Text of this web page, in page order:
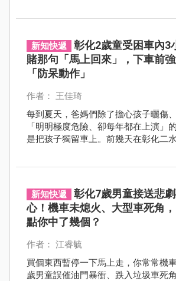
新知快遞
彰化2歲童受困車內3
賭那句「馬上回來」，下車前
「防呆動作」
作者： 王佳琦
每到夏天，爸媽們除了擔心孩子曬傷
「明明極度危險、卻每年都在上演」
是把孩子獨留車上。前幾天在彰化二
命。
新知快遞
彰化7歲男童接送悲
心！機車未熄火、大型車死角
點你中了幾個？
作者： 江睿毓
買個東西暫停一下馬上走，你常常機
歲男童誤催油門暴衝、跌入垃圾車死